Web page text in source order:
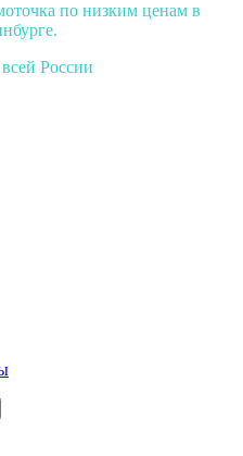
по низким ценам в
России